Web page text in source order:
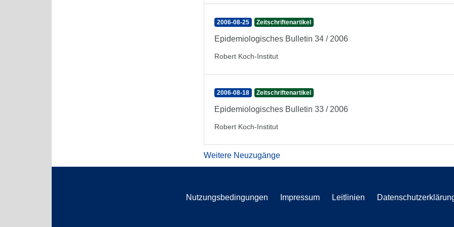
2006-08-25 Zeitschriftenartikel
Epidemiologisches Bulletin 34 / 2006
Robert Koch-Institut
2006-08-18 Zeitschriftenartikel
Epidemiologisches Bulletin 33 / 2006
Robert Koch-Institut
Weitere Neuzugänge
Nutzungsbedingungen Impressum Leitlinien